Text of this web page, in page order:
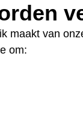
maakt van
om: